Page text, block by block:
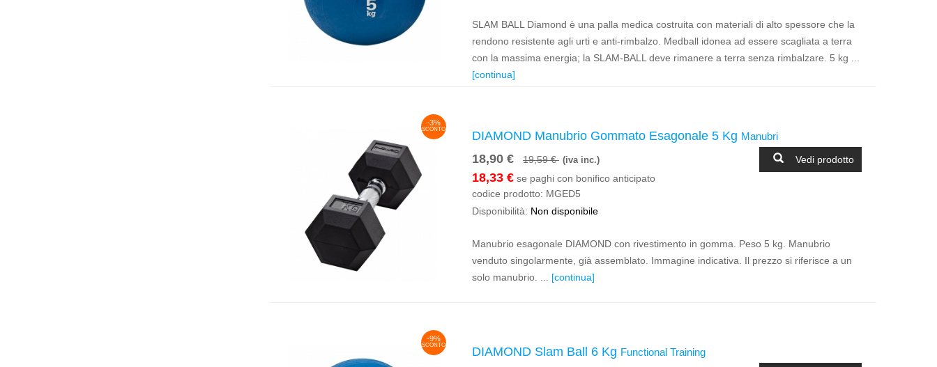
SLAM BALL Diamond è una palla medica costruita con materiali di alto spessore che la
rendono resistente agli urti e anti-rimbalzo. Medball idonea ad essere scagliata a terra
con la massima energia; la SLAM-BALL deve rimanere a terra senza rimbalzare. 5 kg ...
[continua]
-3%
SCONTO DIAMOND Manubrio Gommato Esagonale 5 Kg Manubri
18,90 € 19,59 € (iva inc.)
18,33 € se paghi con bonifico anticipato
codice prodotto: MGED5
Disponibilità: Non disponibile
Vedi prodotto
Manubrio esagonale DIAMOND con rivestimento in gomma. Peso 5 kg. Manubrio
venduto singolarmente, già assemblato. Immagine indicativa. Il prezzo si riferisce a un
solo manubrio. ... [continua]
-9%
SCONTO DIAMOND Slam Ball 6 Kg Functional Training